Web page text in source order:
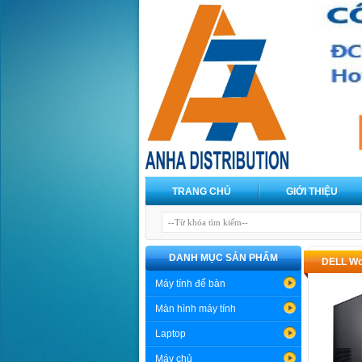
TRANG CHỦ GIỚI THIỆU
DANH MỤC SẢN PHẨM
Máy tính để bàn
Màn hình máy tính
Laptop
Máy chủ
DELL